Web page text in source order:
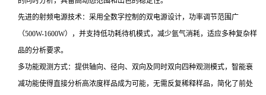
先进的射频电源技术：采用全数字控制的双电源设计，功率调节范围广
（500W-1600W），并支持低功耗待机模式，减少氩气消耗，适应多种复杂样
品的分析要求。
多功能观测方式：提供轴向、径向、双向及同时双向四种观测模式，智能衰
减功能使得直接分析高浓度样品成为可能，无需反复稀释样品，简化了前处